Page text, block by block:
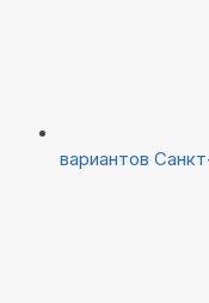
вариантов